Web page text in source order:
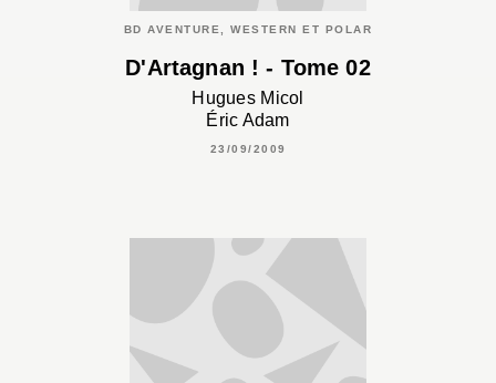
BD AVENTURE, WESTERN ET POLAR
D'Artagnan ! - Tome 02
Hugues Micol
Éric Adam
23/09/2009